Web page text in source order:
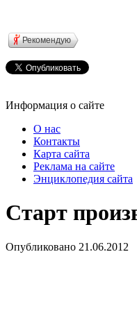
Рекомендую
Информация о сайте
О нас
Контакты
Карта сайта
Реклама на сайте
Энциклопедия сайта
Старт
Опубликовано 21.06.2012